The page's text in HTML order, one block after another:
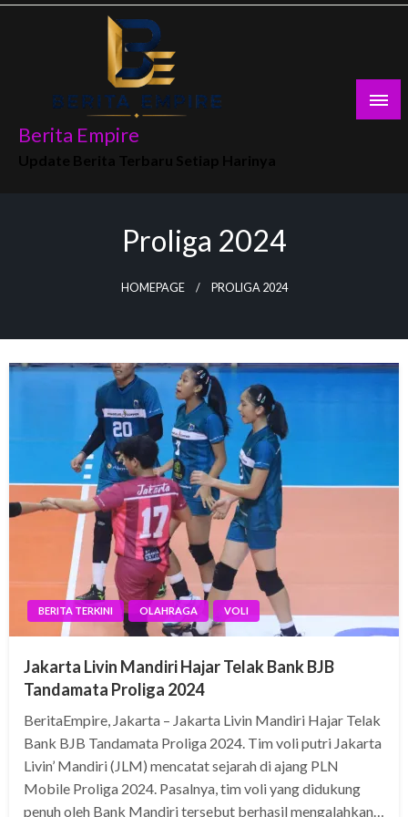
Skip
Berita Empire
Proliga 2024
HOMEPAGE PROLIGA 2024
BERITA TERKINI OLAHRAGA VOLI
Jakarta Livin Mandiri Hajar Telak Bank BJB
Tandamata Proliga 2024
BeritaEmpire, Jakarta – Jakarta Livin Mandiri Hajar Telak
Bank BJB Tandamata Proliga 2024. Tim voli putri Jakarta
Livin’ Mandiri (JLM) mencatat sejarah di ajang PLN
Mobile Proliga 2024. Pasalnya, tim voli yang didukung
penuh oleh Bank Mandiri tersebut berhasil mengalahkan…